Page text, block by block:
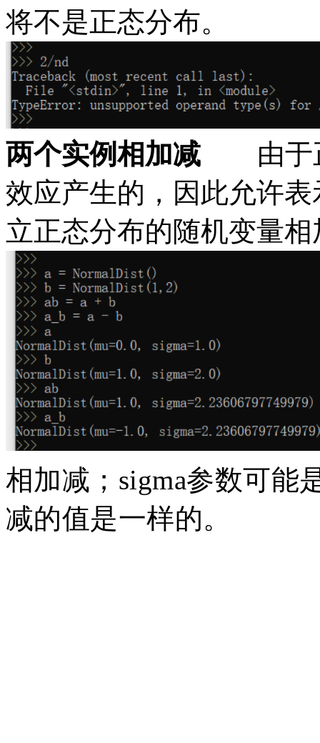
将不是正态分布。
两个实例相加减
由
效应产生的，因此允许表
立正态分布的随机变量
相加减；sigma参数可能
减的值是一样的。